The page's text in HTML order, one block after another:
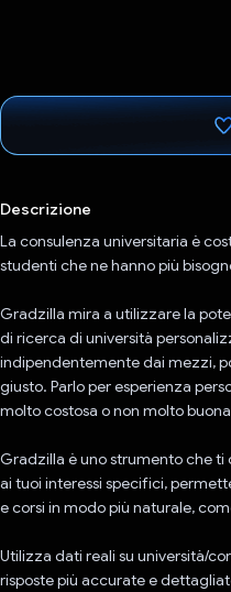
Descrizione
La consulenza universitaria è
studenti che ne hanno più
Gradzilla mira a utilizzare la
di ricerca di università
indipendentemente dai mezzi,
giusto. Parlo per esperienza
molto costosa o non molto
Gradzilla è uno strumento che ti
ai tuoi interessi specifici,
e corsi in modo più naturale,
Utilizza dati reali su università/
risposte più accurate e